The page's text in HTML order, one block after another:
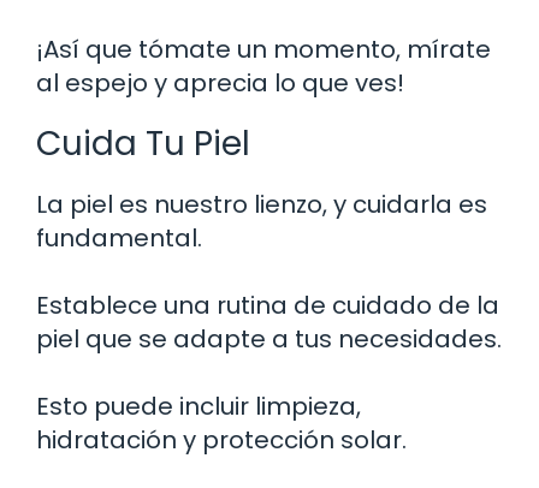
¡Así que tómate un momento, mírate
al espejo y aprecia lo que ves!
Cuida Tu Piel
La piel es nuestro lienzo, y cuidarla es
fundamental.
Establece una rutina de cuidado de la
piel que se adapte a tus necesidades.
Esto puede incluir limpieza,
hidratación y protección solar.